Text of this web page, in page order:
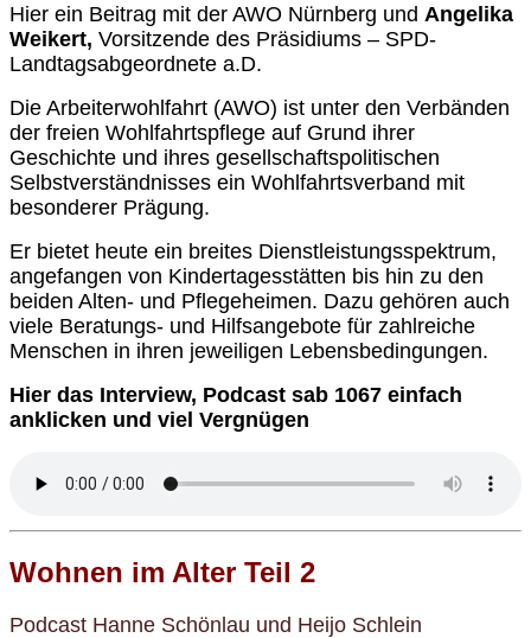
Hier ein Beitrag mit der AWO Nürnberg und Angelika
Weikert, Vorsitzende des Präsidiums – SPD-
Landtagsabgeordnete a.D.
Die Arbeiterwohlfahrt (AWO) ist unter den Verbänden
der freien Wohlfahrtspflege auf Grund ihrer
Geschichte und ihres gesellschaftspolitischen
Selbstverständnisses ein Wohlfahrtsverband mit
besonderer Prägung.
Er bietet heute ein breites Dienstleistungsspektrum,
angefangen von Kindertagesstätten bis hin zu den
beiden Alten- und Pflegeheimen. Dazu gehören auch
viele Beratungs- und Hilfsangebote für zahlreiche
Menschen in ihren jeweiligen Lebensbedingungen.
Hier das Interview, Podcast sab 1067 einfach
anklicken und viel Vergnügen
Wohnen im Alter Teil 2
Podcast Hanne Schönlau und Heijo Schlein